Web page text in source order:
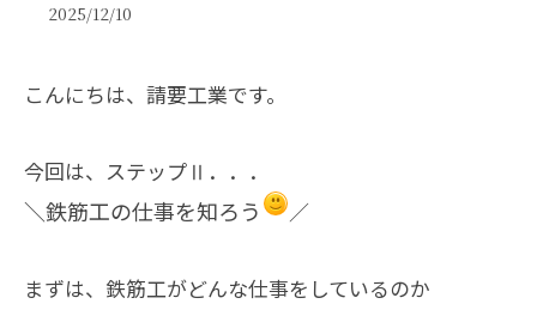
2025/12/10
こんにちは、請要工業です。
今回は、ステップⅡ．．．
＼鉄筋工の仕事を知ろう ／
まずは、鉄筋工がどんな仕事をしているのか